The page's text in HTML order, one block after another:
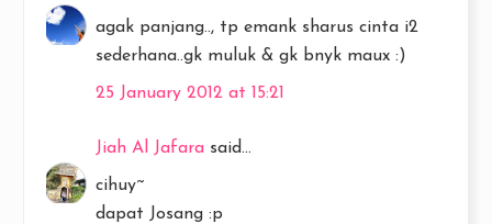
agak panjang.., tp emank sharus cinta i2
sederhana..gk muluk & gk bnyk maux :)
25 January 2012 at 15:21
Jiah Al Jafara said...
cihuy~
dapat Josang :p